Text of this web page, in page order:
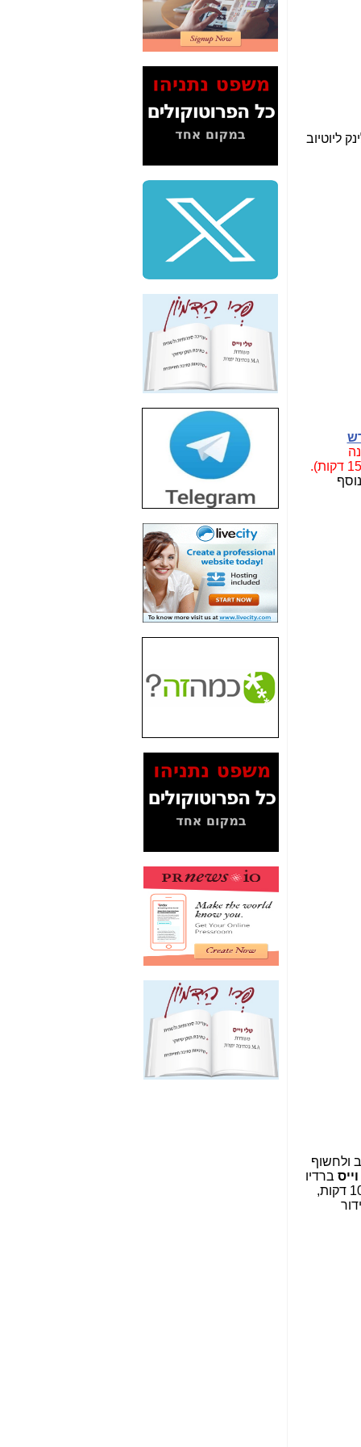
ליוטיוב
" ב-6.5.22 (15 דקות).
ולחשוף
ברדיו
" ב-6.5.22. כ-10 דקות,
המשך חשיפת הבלוף
ששמו "מהפיכת
הסלולר" ואיך מסרסים
את הנתונים לציבור -
כאן
סיכום ביקור בסיליקון
ואלי - למה 3 הגדולות
משקיעות ומפתחות
לאחרונה מנכ"ל משרד
התקשורת) - עד
מדינה? הצחקתם
אותי! -כאן
משה כחלון לא נחקר
עד היום? - כאן
חשיפת חשד לשחיתות
הדומה לזו של "תיק
הסלולר -כאן
חשיפת מה שלא
רוצים שתדעו בעניין
פריסת אנלימיטד
(בניחוח בלתי נסבל) -
חשיפה: איוב קרא
אישר לקבוצת סלקום
בדיוק מה שביבי אישר
ל-Yes ולבזק -
כאן
האם השר איוב קרא
היה צריך בכלל לחתום
על האישור, שנתן
לקבוצת סלקום? -כאן
ההטבות הרגולטוריות
שנתנו לסלקום? -כאן
Yes (תיק 4000)
מוכיחים "תפירת תיק"
לאיש הלא נכון! -כאן
עובדות ומסמכים
המוסתרים מהציבור:
האם ביבי כשר
בזק? -כאן
מה מקור ה-Fake
News שהביא לתפירת
תיק לביבי והעלמת
החשודים הנכונים -כאן
אחת הרגליים של "תיק
התמוטטה היום
בניצחון (כפול) של בזק
-
כאן
איך כתבות מפנקות
הפכו לפתע לטובת
הנאה שהיא מיסודות